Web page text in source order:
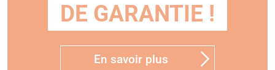
DE GARANTIE !
En savoir plus